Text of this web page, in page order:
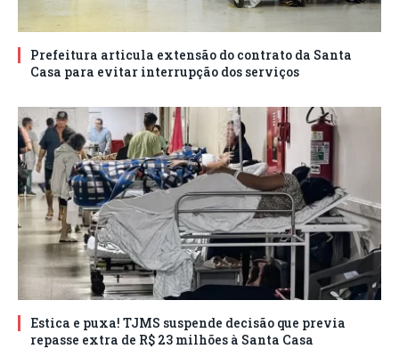
Prefeitura articula extensão do contrato da Santa
Casa para evitar interrupção dos serviços
Estica e puxa! TJMS suspende decisão que previa
repasse extra de R$ 23 milhões à Santa Casa